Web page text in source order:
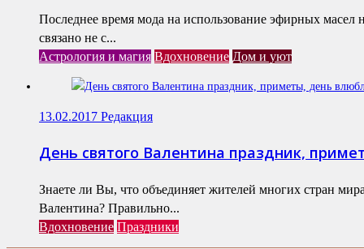
Последнее время мода на использование эфирных масел
связано не с...
Астрология и магия Вдохновение Дом и уют
13.02.2017 Редакция
День святого Валентина праздник,
Знаете ли Вы, что объединяет жителей многих стран
Валентина? Правильно...
Вдохновение Праздники